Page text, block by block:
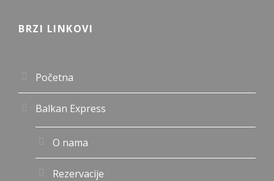
BRZI LINKOVI
Početna
Balkan Express
O nama
Rezervacije